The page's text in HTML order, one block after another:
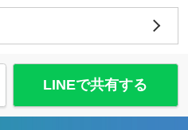
LINEで共有する